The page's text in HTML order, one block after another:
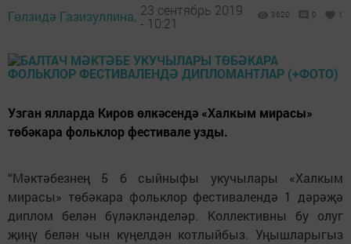
Гөлзидә Газизуллина, 23 сентябрь 2019
- 10:21
3620 0 1
Узган ялларда Киров өлкәсендә «Халкым мирасы»
төбәкара фольклор фестивале узды.
“Мәктәбезнең 5 б сыйныфы укучылары «Халкым
мирасы» төбәкара фольклор фестивалендә 1 дәрәҗә
диплом белән бүләкләнделәр. Коллективны бу олуг
җиңү белән чын күңелдән котлыйбыз. Уңышларыгыз